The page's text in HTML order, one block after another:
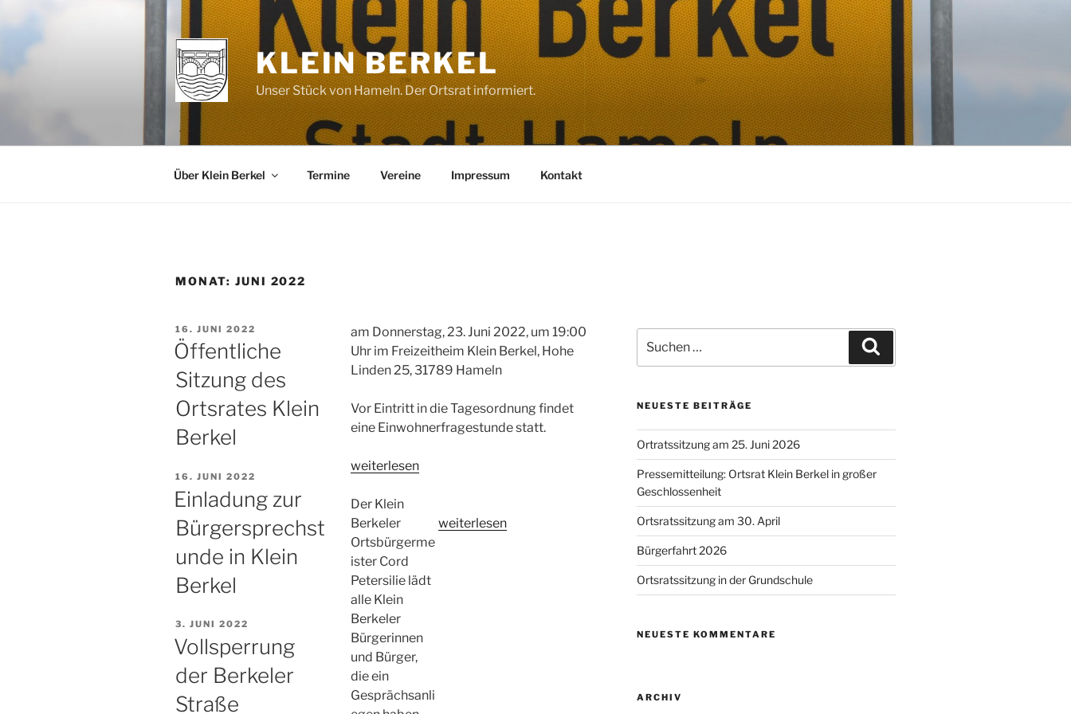
Inhalt
springen
KLEIN BERKEL
Unser Stück von Hameln. Der Ortsrat informiert.
Über Klein Berkel Termine Vereine Impressum Kontakt
MONAT: JUNI 2022
VERÖFFENTLICHT
AM
16. JUNI 2022
Öffentliche
Sitzung des
Ortsrates Klein
Berkel
am Donnerstag, 23. Juni 2022, um 19:00
Uhr im Freizeitheim Klein Berkel, Hohe
Linden 25, 31789 Hameln
Vor Eintritt in die Tagesordnung findet
eine Einwohnerfragestunde statt.
„Öffentliche
des
Ortsrates
Klein
Berkel“
weiterlesen
VERÖFFENTLICHT
16. JUNI 2022
Einladung zur
Bürgersprechst
unde in Klein
Berkel
Der Klein
Berkeler
Ortsbürgerme
ister Cord
Petersilie lädt
alle Klein
Berkeler
Bürgerinnen
und Bürger,
die ein
Gesprächsanli
„Einladung
weiterlesen
VERÖFFENTLICHT
AM
3. JUNI 2022
Vollsperrung
der Berkeler
Straße
nach:
NEUESTE BEITRÄGE
Ortratssitzung am 25. Juni 2026
Pressemitteilung: Ortsrat Klein Berkel in großer
Geschlossenheit
Ortsratssitzung am 30. April
Bürgerfahrt 2026
Ortsratssitzung in der Grundschule
NEUESTE KOMMENTARE
ARCHIV